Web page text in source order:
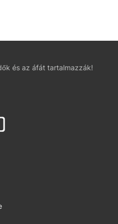
és az áfát tartalmazzák!